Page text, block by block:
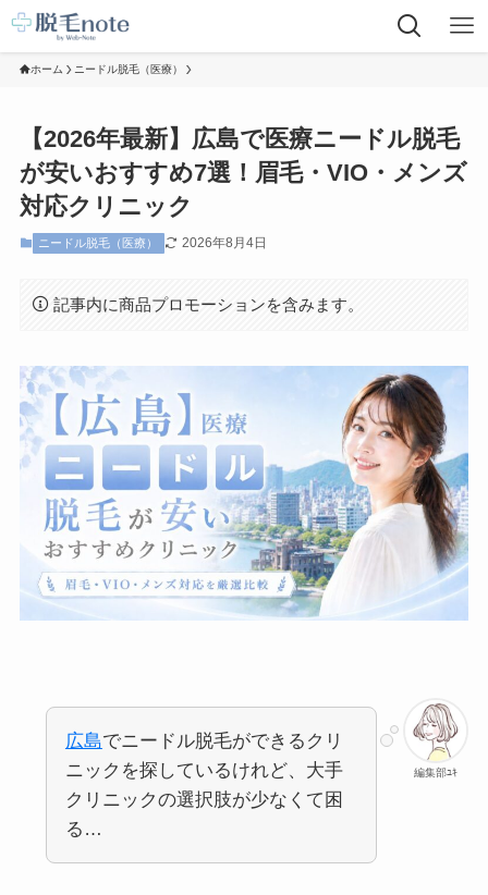
ホーム ニードル脱毛（医療）
【2026年最新】広島で医療ニードル脱毛
が安いおすすめ7選！眉毛・VIO・メンズ
対応クリニック
ニードル脱毛（医療） 2026年8月4日
記事内に商品プロモーションを含みます。
編集部ﾕｷ
広島でニードル脱毛ができるクリ
ニックを探しているけれど、大手
クリニックの選択肢が少なくて困
る…